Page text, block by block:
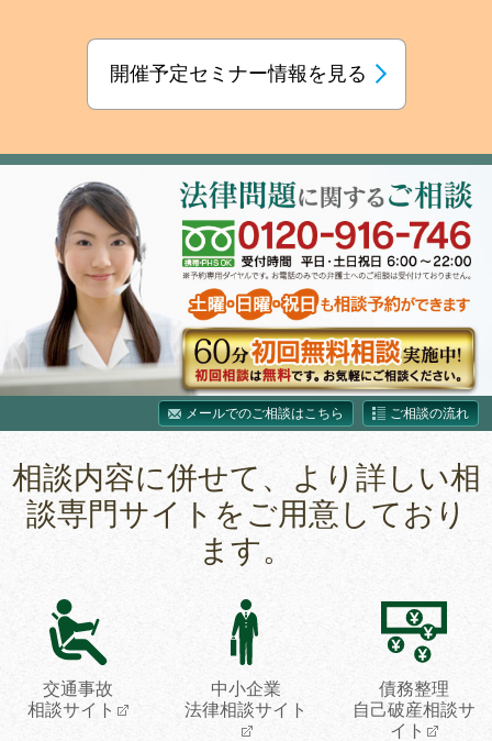
開催予定セミナー情報を見る
メールでのご相談はこちら ご相談の流れ
相談内容に併せて、より詳しい相
談専門サイトをご用意しており
ます。
交通事故
相談サイト
中小企業
法律相談サイト
債務整理
自己破産相談サ
イト